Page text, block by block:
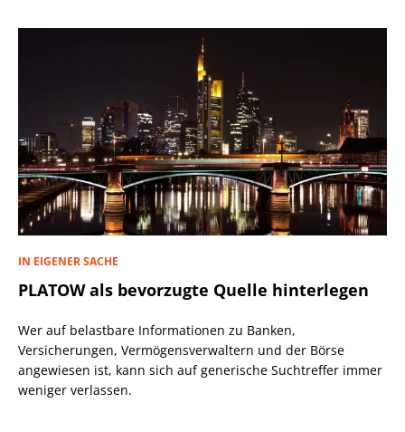
IN EIGENER SACHE
PLATOW als bevorzugte Quelle hinterlegen
Wer auf belastbare Informationen zu Banken,
Versicherungen, Vermögensverwaltern und der Börse
angewiesen ist, kann sich auf generische Suchtreffer immer
weniger verlassen.